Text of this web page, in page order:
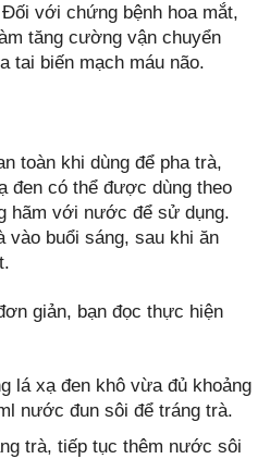
với chứng bệnh hoa mắt,
tăng cường vận chuyển
tai biến mạch máu não.
toàn khi dùng để pha trà,
đen có thể được dùng theo
hãm với nước để sử dụng.
vào buổi sáng, sau khi ăn
giản, bạn đọc thực hiện
lá xạ đen khô vừa đủ khoảng
nước đun sôi để tráng trà.
trà, tiếp tục thêm nước sôi